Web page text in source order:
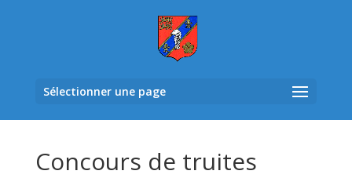
Sélectionner une page
Concours de truites